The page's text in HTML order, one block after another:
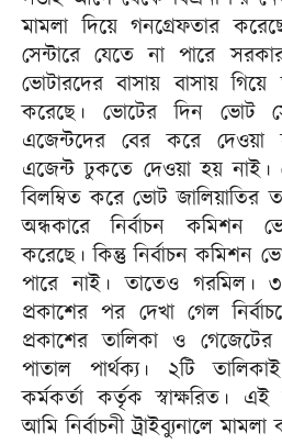
মামলা দিয়ে গনগ্রেফতার
সেন্টারে যেতে না পারে
ভোটারদের বাসায় বাসায়
করেছে। ভোটের দিন ভোট
এজেন্টদের বের করে দেওয়া
এজেন্ট ঢুকতে দেওয়া হয়
বিলম্বিত করে ভোট জালিয়াতির
অন্ধকারে নির্বাচন কমিশন
করেছে। কিন্তু নির্বাচন কমিশন
পারে নাই। তাতেও গরমিল।
প্রকাশের পর দেখা গেল
প্রকাশের তালিকা ও
পাতাল পার্থক্য। ২টি
কর্মকর্তা কর্তৃক স্বাক্ষরিত। এই
আমি নির্বাচনী ট্রাইব্যুনালে মামলা